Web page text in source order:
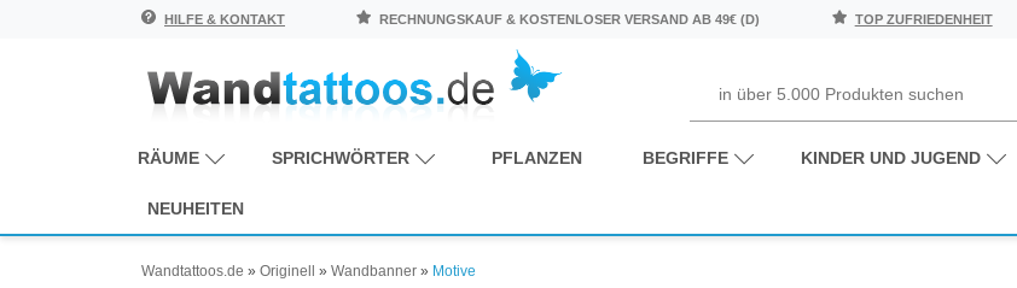
HILFE & KONTAKT RECHNUNGSKAUF & KOSTENLOSER VERSAND AB 49€ (D) TOP ZUFRIEDENHEIT
RÄUME SPRICHWÖRTER PFLANZEN BEGRIFFE KINDER UND JUGEND
NEUHEITEN
Wandtattoos.de » Originell » Wandbanner » Motive